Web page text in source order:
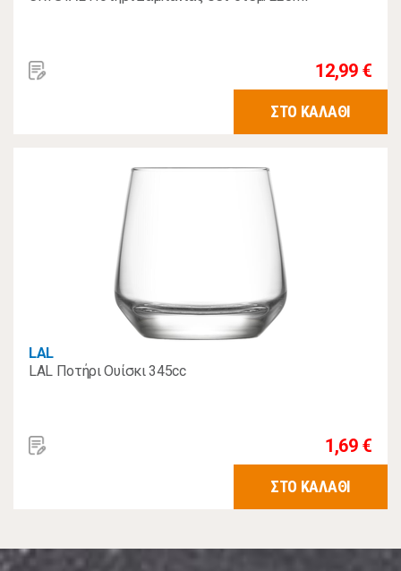
12,99 €
ΣΤΟ ΚΑΛΑΘΙ
LAL
LAL Ποτήρι Ουίσκι 345cc
1,69 €
ΣΤΟ ΚΑΛΑΘΙ